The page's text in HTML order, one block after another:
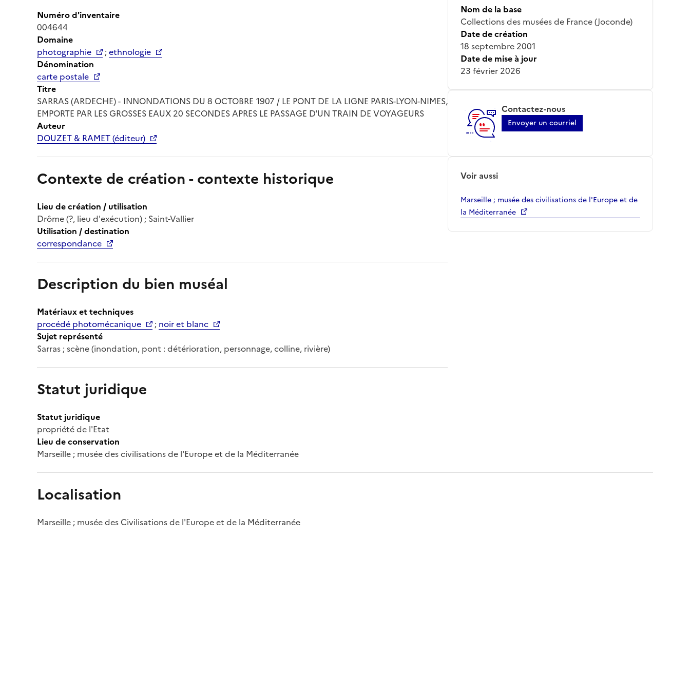
Numéro d'inventaire
004644
Domaine
photographie
;ethnologie
Dénomination
carte postale
Titre
SARRAS (ARDECHE) - INNONDATIONS DU 8 OCTOBRE 1907 / LE PONT DE LA LIGNE PARIS-LYON-NIMES,
EMPORTE PAR LES GROSSES EAUX 20 SECONDES APRES LE PASSAGE D'UN TRAIN DE VOYAGEURS
Auteur
DOUZET & RAMET (éditeur)
Contexte de création - contexte historique
Lieu de création / utilisation
Drôme (?, lieu d'exécution) ; Saint-Vallier
Utilisation / destination
correspondance
Description du bien muséal
Matériaux et techniques
procédé photomécanique
; noir et blanc
Sujet représenté
Sarras ; scène (inondation, pont : détérioration, personnage, colline, rivière)
Statut juridique
Statut juridique
propriété de l'Etat
Lieu de conservation
Marseille ; musée des civilisations de l'Europe et de la Méditerranée
Nom de la base
Collections des musées de France (Joconde)
Date de création
18 septembre 2001
Date de mise à jour
23 février 2026
Contactez-nous
Envoyer un courriel
Voir aussi
Marseille ; musée des civilisations de l'Europe et de
la Méditerranée
Localisation
Marseille ; musée des Civilisations de l'Europe et de la Méditerranée